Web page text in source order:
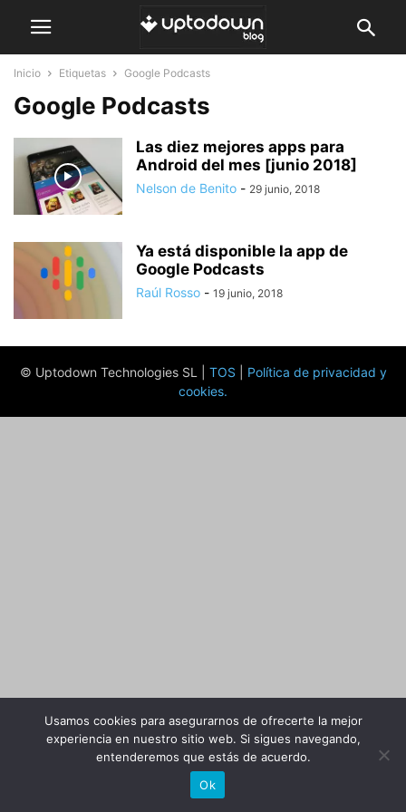
Inicio Etiquetas Google Podcasts
Google Podcasts
Las diez mejores apps para
Android del mes [junio 2018]
Nelson de Benito - 29 junio, 2018
Ya está disponible la app de
Google Podcasts
Raúl Rosso - 19 junio, 2018
© Uptodown Technologies SL | TOS
Política de privacidad y
cookies.
Usamos cookies para asegurarnos de ofrecerte la mejor
experiencia en nuestro sitio web. Si sigues navegando,
entenderemos que estás de acuerdo.
Ok